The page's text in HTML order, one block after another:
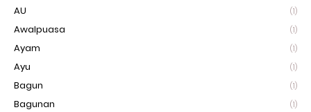
AU (1)
Awalpuasa (1)
Ayam (1)
Ayu (1)
Bagun (1)
Bagunan (1)